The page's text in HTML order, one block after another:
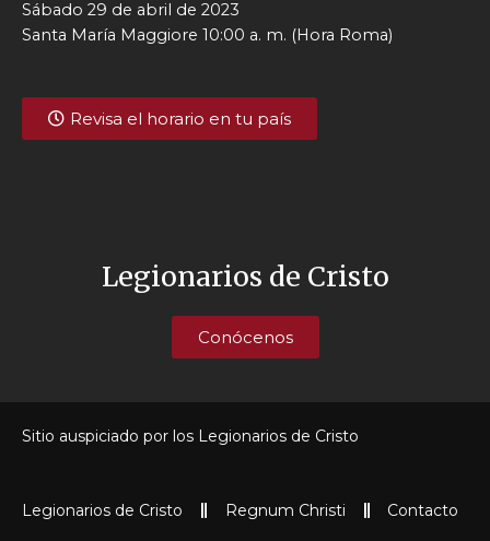
Sábado 29 de abril de 2023
Santa María Maggiore 10:00 a. m. (Hora Roma)
Revisa el horario en tu país
Legionarios de Cristo
Conócenos
Sitio auspiciado por los Legionarios de Cristo
Legionarios de Cristo Regnum Christi Contacto